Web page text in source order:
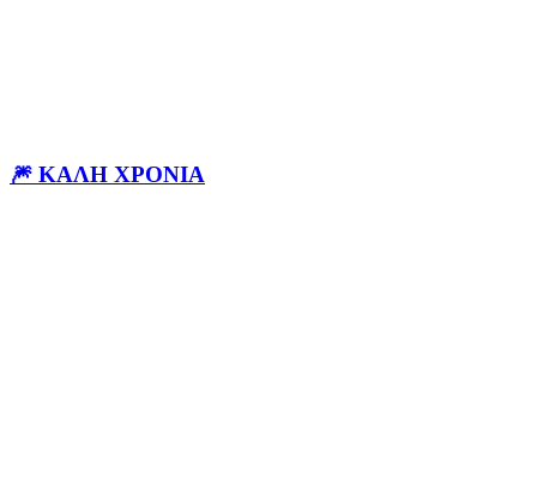
🎆 ΚΑΛΗ ΧΡΟΝΙΑ